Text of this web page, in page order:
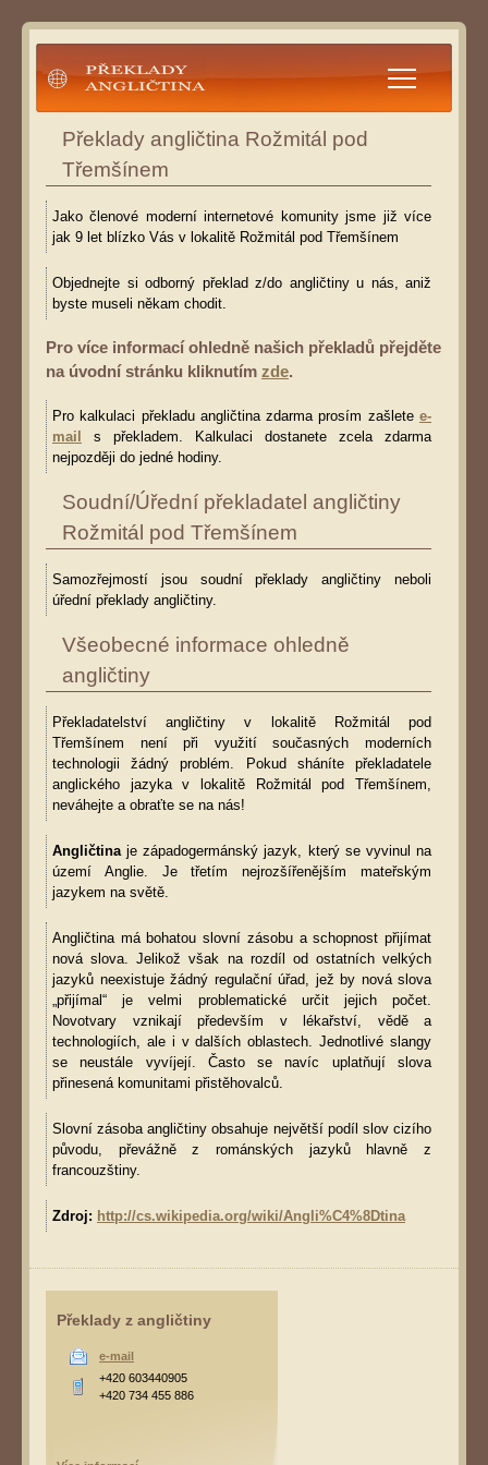
Překlady angličtina
Překlady angličtina Rožmitál pod
Třemšínem
Jako členové moderní internetové komunity jsme již více
jak 9 let blízko Vás v lokalitě Rožmitál pod Třemšínem
Objednejte si odborný překlad z/do angličtiny u nás, aniž
byste museli někam chodit.
Pro více informací ohledně našich překladů přejděte
na úvodní stránku kliknutím zde.
Pro kalkulaci překladu angličtina zdarma prosím zašlete e-
mail
s překladem. Kalkulaci dostanete zcela zdarma
nejpozději do jedné hodiny.
Soudní/Úřední překladatel angličtiny
Rožmitál pod Třemšínem
Samozřejmostí jsou soudní překlady angličtiny neboli
úřední překlady angličtiny.
Všeobecné informace ohledně
angličtiny
Překladatelství angličtiny v lokalitě Rožmitál pod
Třemšínem není při využití současných moderních
technologii žádný problém. Pokud sháníte překladatele
anglického jazyka v lokalitě Rožmitál pod Třemšínem,
neváhejte a obraťte se na nás!
Angličtina je západogermánský jazyk, který se vyvinul na
území Anglie. Je třetím nejrozšířenějším mateřským
jazykem na světě.
Angličtina má bohatou slovní zásobu a schopnost přijímat
nová slova. Jelikož však na rozdíl od ostatních velkých
jazyků neexistuje žádný regulační úřad, jež by nová slova
„přijímal“ je velmi problematické určit jejich počet.
Novotvary vznikají především v lékařství, vědě a
technologiích, ale i v dalších oblastech. Jednotlivé slangy
se neustále vyvíjejí. Často se navíc uplatňují slova
přinesená komunitami přistěhovalců.
Slovní zásoba angličtiny obsahuje největší podíl slov cizího
původu, převážně z románských jazyků hlavně z
francouzštiny.
Zdroj: http://cs.wikipedia.org/wiki/Angli%C4%8Dtina
Překlady z angličtiny
e-mail
+420 603440905
+420 734 455 886